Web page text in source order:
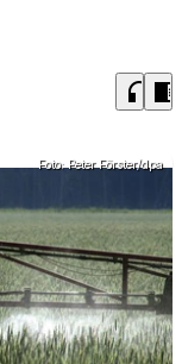
headphones chrome_reader_mode
Foto: Peter Förster/dpa